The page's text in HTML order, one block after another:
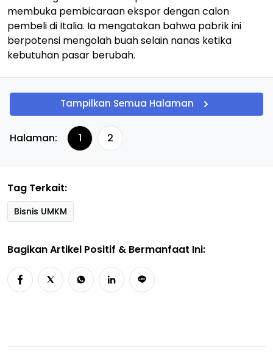
membuka pembicaraan ekspor dengan calon
pembeli di Italia. Ia mengatakan bahwa pabrik ini
berpotensi mengolah buah selain nanas ketika
kebutuhan pasar berubah.
Tampilkan Semua Halaman
Halaman: 1 2
Tag Terkait:
Bisnis UMKM
Bagikan Artikel Positif & Bermanfaat Ini: